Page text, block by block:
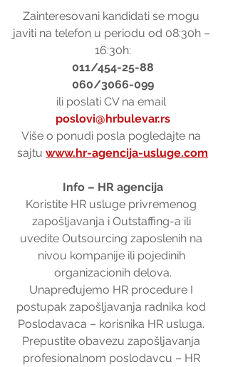
Zainteresovani kandidati se mogu
javiti na telefon u periodu od 08:30h –
16:30h:
011/454-25-88
060/3066-099
ili poslati CV na email
poslovi@hrbulevar.rs
Više o ponudi posla pogledajte na
sajtu www.hr-agencija-usluge.com
Info – HR agencija
Koristite HR usluge privremenog
zapošljavanja i Outstaffing-a ili
uvedite Outsourcing zaposlenih na
nivou kompanije ili pojedinih
organizacionih delova.
Unapređujemo HR procedure I
postupak zapošljavanja radnika kod
Poslodavaca – korisnika HR usluga.
Prepustite obavezu zapošljavanja
profesionalnom poslodavcu – HR